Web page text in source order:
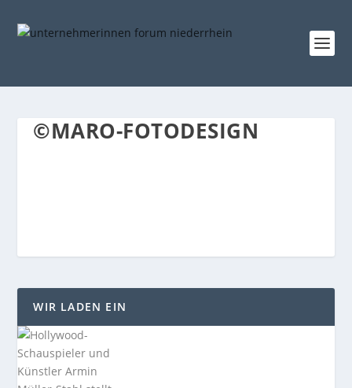
©MARO-FOTODESIGN
WIR LADEN EIN